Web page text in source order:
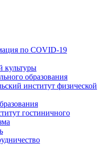
по COVID-19
культуры
образования
институт физической
гостиничного